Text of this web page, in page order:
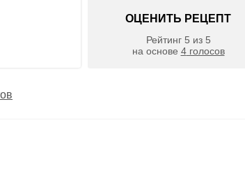
ОЦЕНИТЬ РЕЦЕПТ
Рейтинг 5 из 5
на основе 4голосов